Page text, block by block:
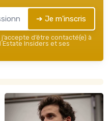
➔ Je m'inscris
d’être contacté(e) à
Estate Insiders et ses